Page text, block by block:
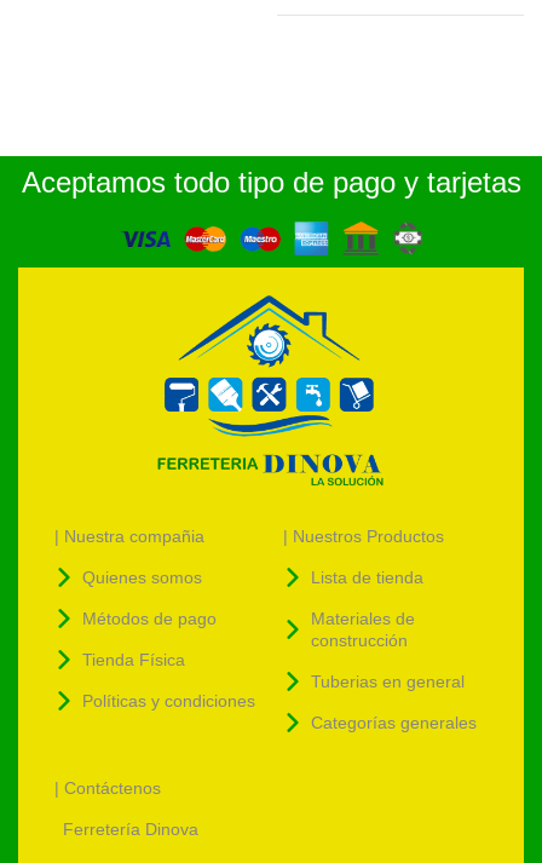
Aceptamos todo tipo de pago y tarjetas
| Nuestra compañia
Quienes somos
Métodos de pago
Tienda Física
Políticas y condiciones
| Nuestros Productos
Lista de tienda
Materiales de
construcción
Tuberias en general
Categorías generales
| Contáctenos
Ferretería Dinova